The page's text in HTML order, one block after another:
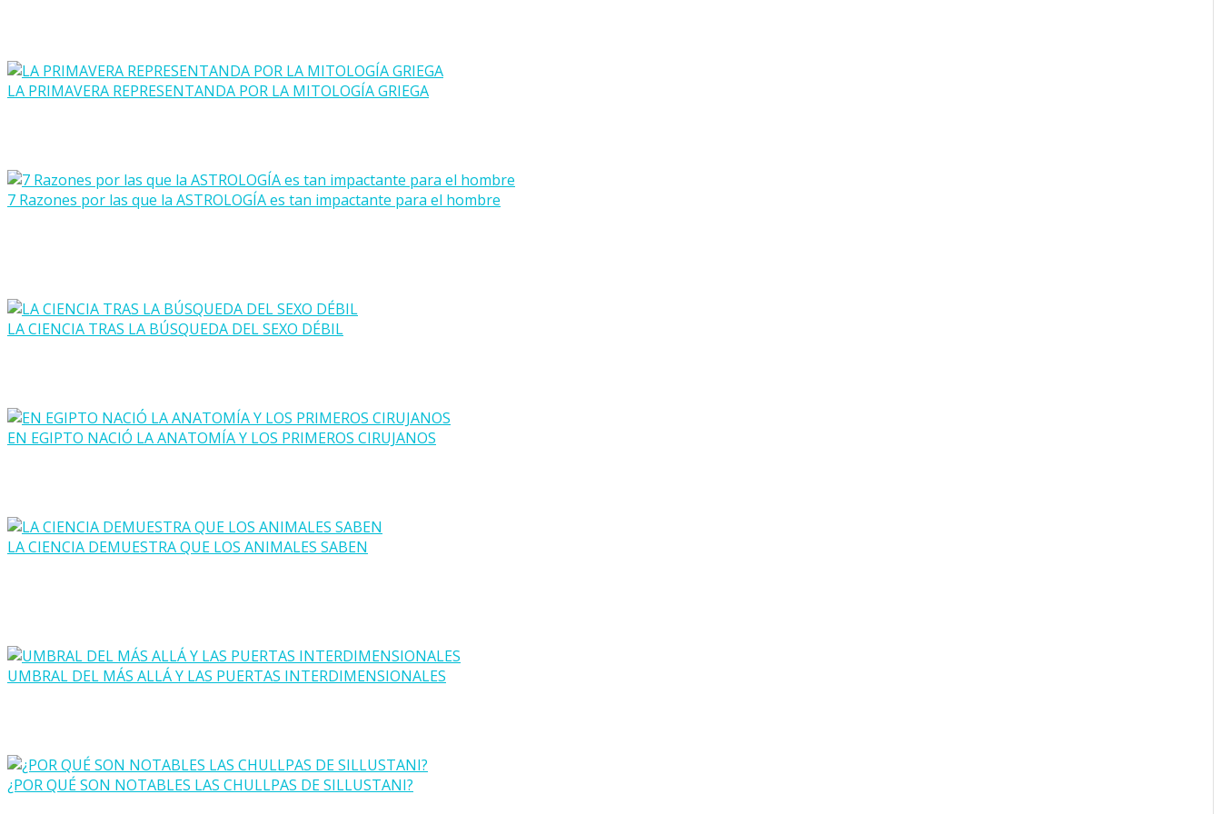
LA PRIMAVERA REPRESENTANDA POR LA MITOLOGÍA GRIEGA
7 Razones por las que la ASTROLOGÍA es tan impactante para el hombre
LA CIENCIA TRAS LA BÚSQUEDA DEL SEXO DÉBIL
EN EGIPTO NACIÓ LA ANATOMÍA Y LOS PRIMEROS CIRUJANOS
LA CIENCIA DEMUESTRA QUE LOS ANIMALES SABEN
UMBRAL DEL MÁS ALLÁ Y LAS PUERTAS INTERDIMENSIONALES
¿POR QUÉ SON NOTABLES LAS CHULLPAS DE SILLUSTANI?